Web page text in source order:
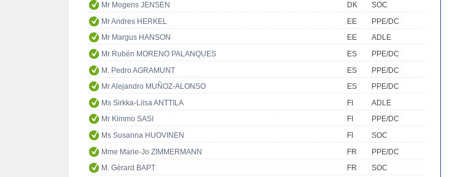
Mr Mogens JENSEN
DK
SOC
Mr Andres HERKEL
EE
PPE/DC
Mr Margus HANSON
EE
ADLE
Mr Rubén MORENO PALANQUES
ES
PPE/DC
M. Pedro AGRAMUNT
ES
PPE/DC
Mr Alejandro MUÑOZ-ALONSO
ES
PPE/DC
Ms Sirkka-Liisa ANTTILA
FI
ADLE
Mr Kimmo SASI
FI
PPE/DC
Ms Susanna HUOVINEN
FI
SOC
Mme Marie-Jo ZIMMERMANN
FR
PPE/DC
M. Gérard BAPT
FR
SOC